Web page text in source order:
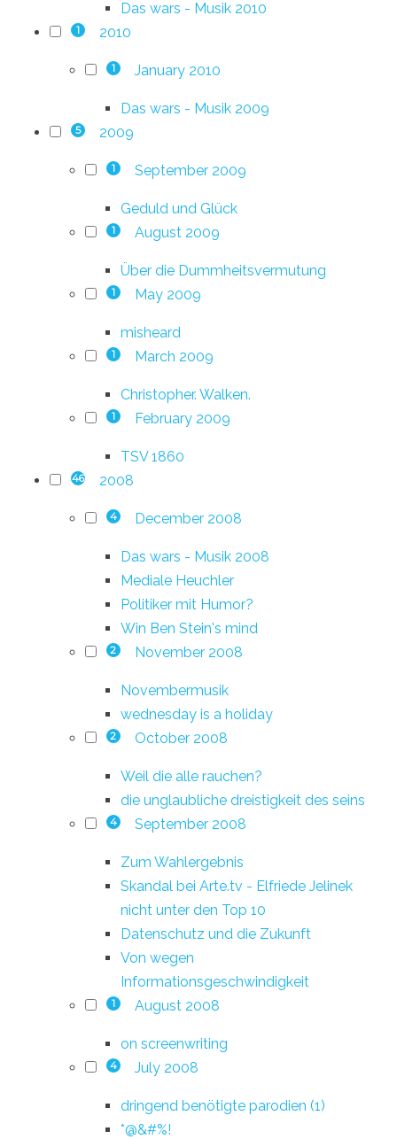
Das wars - Musik 2010
1 2010
1 January 2010
Das wars - Musik 2009
5 2009
1 September 2009
Geduld und Glück
1 August 2009
Über die Dummheitsvermutung
1 May 2009
misheard
1 March 2009
Christopher. Walken.
1 February 2009
TSV 1860
46 2008
4 December 2008
Das wars - Musik 2008
Mediale Heuchler
Politiker mit Humor?
Win Ben Stein's mind
2 November 2008
Novembermusik
wednesday is a holiday
2 October 2008
Weil die alle rauchen?
die unglaubliche dreistigkeit des seins
4 September 2008
Zum Wahlergebnis
Skandal bei Arte.tv - Elfriede Jelinek
nicht unter den Top 10
Datenschutz und die Zukunft
Von wegen
Informationsgeschwindigkeit
1 August 2008
on screenwriting
4 July 2008
dringend benötigte parodien (1)
*@&#%!